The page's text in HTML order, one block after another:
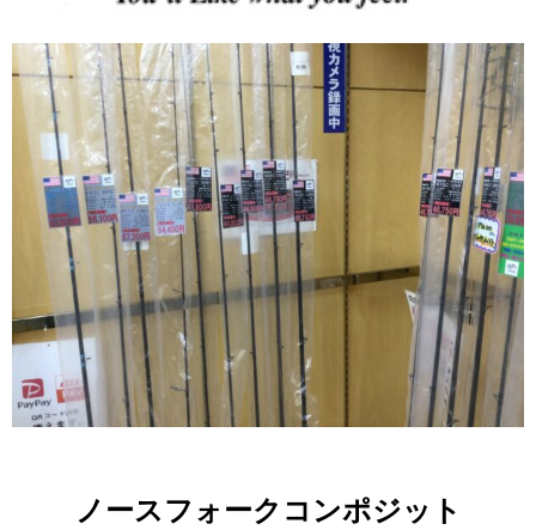
ノースフォークコンポジット